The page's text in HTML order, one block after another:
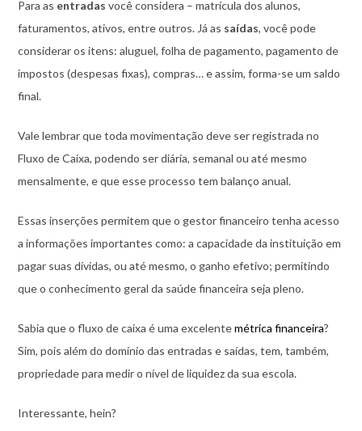
Para as entradas você considera – matrícula dos alunos,
faturamentos, ativos, entre outros. Já as saídas, você pode
considerar os itens: aluguel, folha de pagamento, pagamento de
impostos (despesas fixas), compras… e assim, forma-se um saldo
final.
Vale lembrar que toda movimentação deve ser registrada no
Fluxo de Caixa, podendo ser diária, semanal ou até mesmo
mensalmente, e que esse processo tem balanço anual.
Essas inserções permitem que o gestor financeiro tenha acesso
a informações importantes como: a capacidade da instituição em
pagar suas dívidas, ou até mesmo, o ganho efetivo; permitindo
que o conhecimento geral da saúde financeira seja pleno.
Sabia que o fluxo de caixa é uma excelentemétrica financeira?
Sim, pois além do domínio das entradas e saídas, tem, também,
propriedade para medir o nível de liquidez da sua escola.
Interessante, hein?